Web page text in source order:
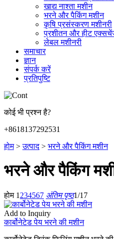
खाद्य नाश्ता मशीन
भरने और पैकिंग मशीन
कृषि प्रसंस्करण मशीनरी
प्रशीतन और हीट
लेबल मशीनरी
समाचार
ज्ञान
संपर्क करें
प्रतिपुष्टि
कोई भी प्रश्न है?
+8618137292531
होम > उत्पाद > भरने और पैकिंग मशीन
भरने और पैकिंग
होम 1 234567 अंतिम पृष्ठ1/17
Add to Inquiry
कार्बोनेटेड पेय भरने की मशीन